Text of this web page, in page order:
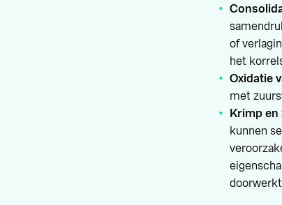
of
het
Oxidatie
met
Krimp en
kunnen